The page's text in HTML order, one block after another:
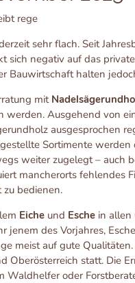
rege
sehr flach. Seit
sich negativ auf das
Bauwirtschaft halten
mit
werden. Ausgehend von
ausgesprochen
Sortimente
weiter zugelegt – auch
mancherorts fehlendes
bedienen.
Eiche und Esche in allen
des Vorjahres,
meist auf gute
Oberösterreich statt. Die
Waldhelfer oder